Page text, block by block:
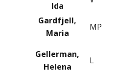
Ida
Gardfjell,
Maria
MP
Gellerman,
Helena
L